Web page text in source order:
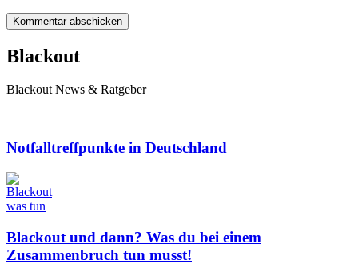
Blackout
Blackout News & Ratgeber
Notfalltreffpunkte in Deutschland
Blackout und dann? Was du bei einem
Zusammenbruch tun musst!